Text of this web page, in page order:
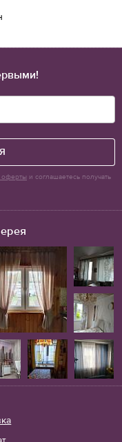
и соглашаетесь получать